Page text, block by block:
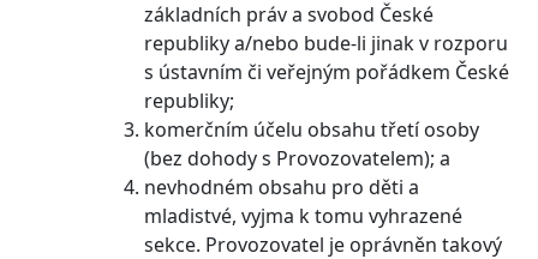
základních práv a svobod České
republiky a/nebo bude-li jinak v rozporu
s ústavním či veřejným pořádkem České
republiky;
komerčním účelu obsahu třetí osoby
(bez dohody s Provozovatelem); a
nevhodném obsahu pro děti a
mladistvé, vyjma k tomu vyhrazené
sekce. Provozovatel je oprávněn takový